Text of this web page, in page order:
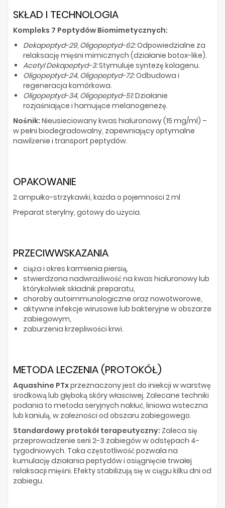
SKŁAD I TECHNOLOGIA
Kompleks 7 Peptydów Biomimetycznych:
Dekapeptyd-29, Oligopeptyd-62:Odpowiedzialne za
relaksację mięśni mimicznych (działanie botox-like).
Acetyl Dekapeptyd-3:Stymuluje syntezę kolagenu.
Oligopeptyd-24, Oligopeptyd-72:Odbudowa i
regeneracja komórkowa.
Oligopeptyd-34, Oligopeptyd-51:Działanie
rozjaśniające i hamujące melanogenezę.
Nośnik: Nieusieciowany kwas hialuronowy (15 mg/ml) –
w pełni biodegradowalny, zapewniający optymalne
nawilżenie i transport peptydów.
OPAKOWANIE
2 ampułko-strzykawki, każda o pojemności 2 ml
Preparat sterylny, gotowy do użycia.
PRZECIWWSKAZANIA
ciąża i okres karmienia piersią,
stwierdzona nadwrażliwość na kwas hialuronowy lub
którykolwiek składnik preparatu,
choroby autoimmunologiczne oraz nowotworowe,
aktywne infekcje wirusowe lub bakteryjne w obszarze
zabiegowym,
zaburzenia krzepliwości krwi.
METODA LECZENIA (PROTOKÓŁ)
Aquashine PTxprzeznaczony jest do iniekcji w warstwę
środkową lub głęboką skóry właściwej. Zalecane techniki
podania to metoda seryjnych nakłuć, liniowa wsteczna
lub kaniulą, w zależności od obszaru zabiegowego.
Standardowy protokół terapeutyczny: Zaleca się
przeprowadzenie serii 2-3 zabiegów w odstępach 4-
tygodniowych. Taka częstotliwość pozwala na
kumulację działania peptydów i osiągnięcie trwałej
relaksacji mięśni. Efekty stabilizują się w ciągu kilku dni od
zabiegu.